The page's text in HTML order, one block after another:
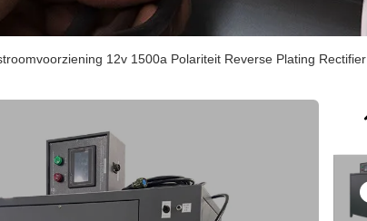
12v 1500a Polariteit Reverse Plating Rectifier